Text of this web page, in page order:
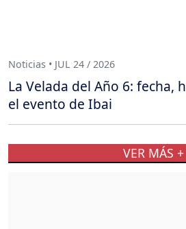
Noticias • JUL 24 / 2026
La Velada del Año 6: fecha,
el evento de Ibai
VER MÁS +